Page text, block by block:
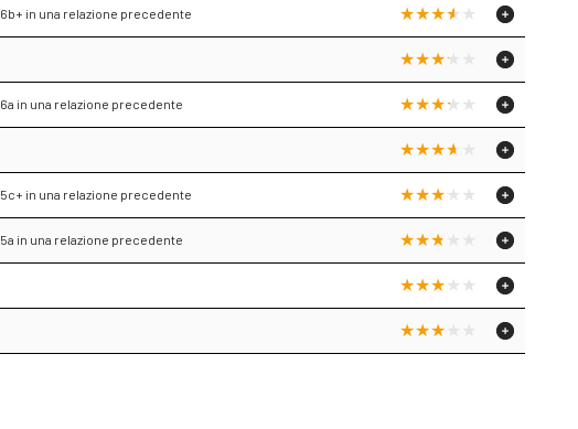
6b+ in una relazione precedente
6a in una relazione precedente
5c+ in una relazione precedente
5a in una relazione precedente